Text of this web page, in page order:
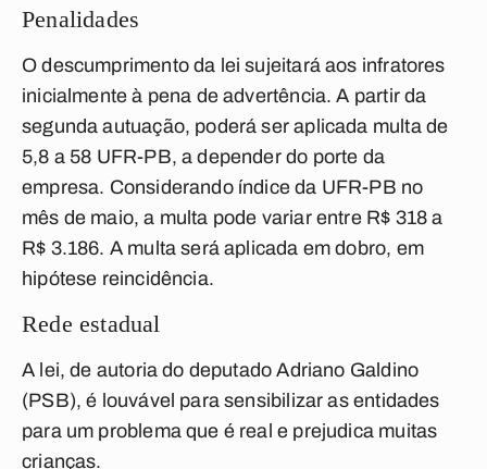
Penalidades
O descumprimento da lei sujeitará aos infratores
inicialmente à pena de advertência. A partir da
segunda autuação, poderá ser aplicada multa de
5,8 a 58 UFR-PB, a depender do porte da
empresa. Considerando índice da UFR-PB no
mês de maio, a multa pode variar entre R$ 318 a
R$ 3.186. A multa será aplicada em dobro, em
hipótese reincidência.
Rede estadual
A lei, de autoria do deputado Adriano Galdino
(PSB), é louvável para sensibilizar as entidades
para um problema que é real e prejudica muitas
crianças.